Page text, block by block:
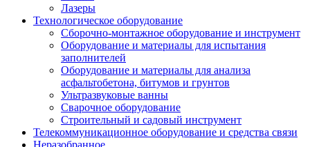
Лазеры
Технологическое оборудование
Сборочно-монтажное оборудование и инструмент
Оборудование и материалы для испытания
заполнителей
Оборудование и материалы для анализа
асфальтобетона, битумов и грунтов
Ультразвуковые ванны
Сварочное оборудование
Строительный и садовый инструмент
Телекоммуникационное оборудование и средства связи
Неразобранное